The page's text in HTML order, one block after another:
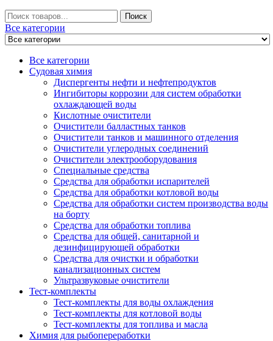
Искать
Поиск
Все категории
Все категории
Судовая химия
Диспергенты нефти и нефтепродуктов
Ингибиторы коррозии для систем обработки
охлаждающей воды
Кислотные очистители
Очистители балластных танков
Очистители танков и машинного отделения
Очистители углеродных соединений
Очистители электрооборудования
Специальные средства
Средства для обработки испарителей
Средства для обработки котловой воды
Средства для обработки систем производства воды
на борту
Средства для обработки топлива
Средства для общей, санитарной и
дезинфицирующей обработки
Средства для очистки и обработки
канализационных систем
Ультразвуковые очистители
Тест-комплекты
Тест-комплекты для воды охлаждения
Тест-комплекты для котловой воды
Тест-комплекты для топлива и масла
Химия для рыбопереработки